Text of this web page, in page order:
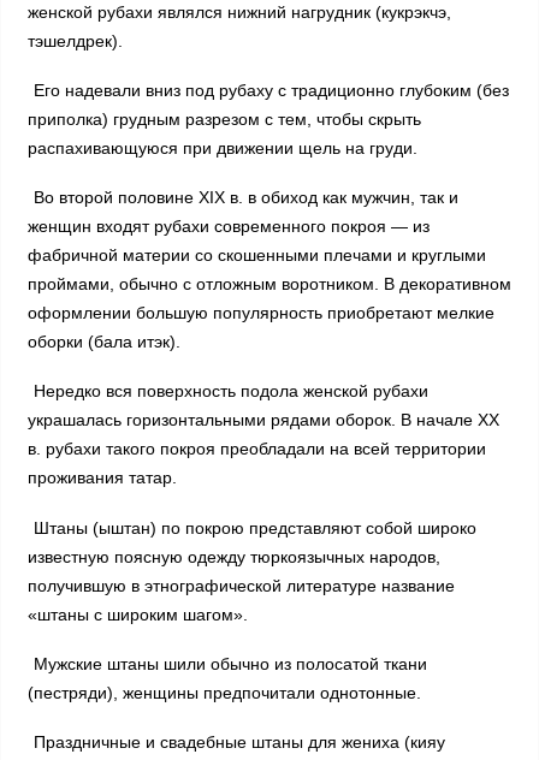
женской рубахи являлся нижний нагрудник (кукрэкчэ,
тэшелдрек).
Его надевали вниз под рубаху с традиционно глубоким (без
приполка) грудным разрезом с тем, чтобы скрыть
распахивающуюся при движении щель на груди.
Во второй половине XIX в. в обиход как мужчин, так и
женщин входят рубахи современного покроя — из
фабричной материи со скошенными плечами и круглыми
проймами, обычно с отложным воротником. В декоративном
оформлении большую популярность приобретают мелкие
оборки (бала итэк).
Нередко вся поверхность подола женской рубахи
украшалась горизонтальными рядами оборок. В начале XX
в. рубахи такого покроя преобладали на всей территории
проживания татар.
Штаны (ыштан) по покрою представляют собой широко
известную поясную одежду тюркоязычных народов,
получившую в этнографической литературе название
«штаны с широким шагом».
Мужские штаны шили обычно из полосатой ткани
(пестряди), женщины предпочитали однотонные.
Праздничные и свадебные штаны для жениха (кияу